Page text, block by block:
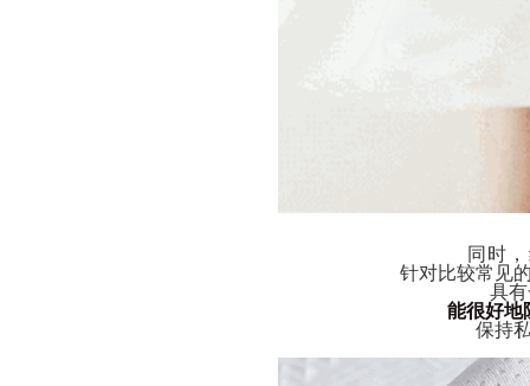
同时，
针对比较常见
具
能很好地
保持